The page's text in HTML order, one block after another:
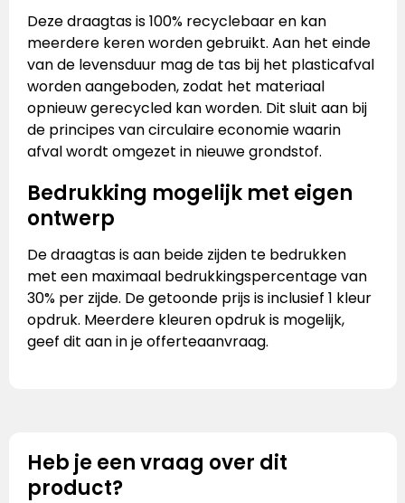
Deze draagtas is 100% recyclebaar en kan
meerdere keren worden gebruikt. Aan het einde
van de levensduur mag de tas bij het plasticafval
worden aangeboden, zodat het materiaal
opnieuw gerecycled kan worden. Dit sluit aan bij
de principes van circulaire economie waarin
afval wordt omgezet in nieuwe grondstof.
Bedrukking mogelijk met eigen
ontwerp
De draagtas is aan beide zijden te bedrukken
met een maximaal bedrukkingspercentage van
30% per zijde. De getoonde prijs is inclusief 1 kleur
opdruk. Meerdere kleuren opdruk is mogelijk,
geef dit aan in je offerteaanvraag.
Heb je een vraag over dit
product?